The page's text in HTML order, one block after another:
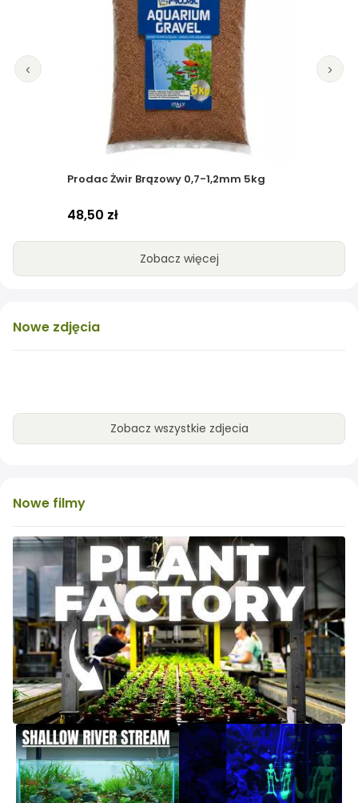
Prodac Aquacil 350g
24,99 zł
‹ ›
Zobacz więcej
Nowe zdjęcia
Zobacz wszystkie zdjecia
Nowe filmy